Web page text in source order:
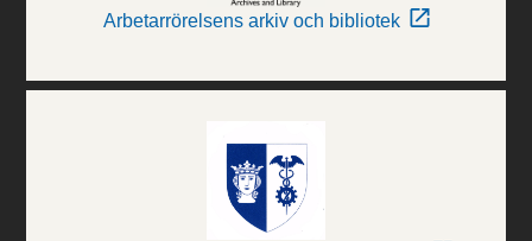
Arbetarrörelsens arkiv och bibliotek